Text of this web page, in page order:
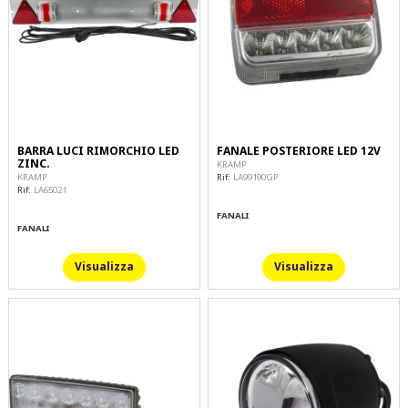
BARRA LUCI RIMORCHIO LED
ZINC.
KRAMP
Rif: LA65021
FANALI
Visualizza
FANALE POSTERIORE LED 12V
KRAMP
Rif: LA99190GP
FANALI
Visualizza